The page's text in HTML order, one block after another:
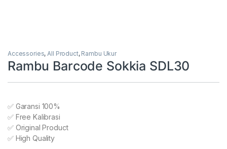
Accessories,All Product, Rambu Ukur
Rambu Barcode Sokkia SDL30
✅ Garansi 100%
✅ Free Kalibrasi
✅ Original Product
✅ High Quality